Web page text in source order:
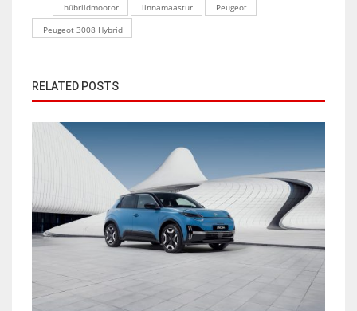
hübriidmootor linnamaastur
Peugeot
Peugeot 3008 Hybrid
RELATED POSTS